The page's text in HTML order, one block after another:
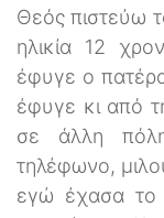
Θεός πιστεύω
ηλικία 12
έφυγε ο
έφυγε κι από
σε άλλη
τηλέφωνο,
εγώ έχασα το